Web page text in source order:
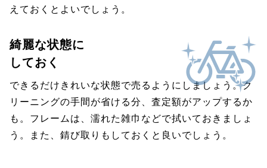
えておくとよいでしょう。
綺麗な状態に
しておく
できるだけきれいな状態で売るようにしましょう。ク
リーニングの手間が省ける分、査定額がアップするか
も。フレームは、濡れた雑巾などで拭いておきましょ
う。また、錆び取りもしておくと良いでしょう。